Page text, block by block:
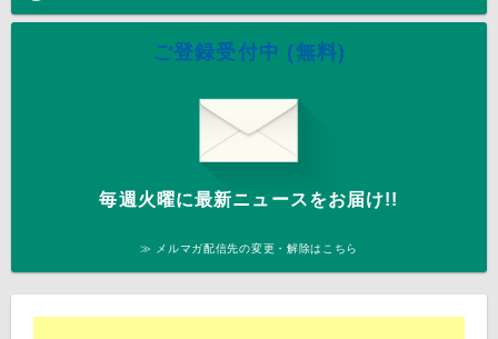
ご登録受付中 (無料)
毎週火曜に最新ニュースをお届け!!
≫ メルマガ配信先の変更・解除はこちら